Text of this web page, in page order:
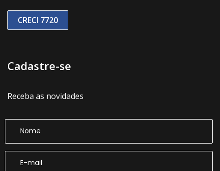
CRECI 7720
Cadastre-se
Receba as novidades